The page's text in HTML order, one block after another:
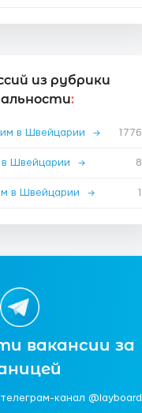
из рубрики
:
в Швейцарии → 1776
Швейцарии → 8
в Швейцарии → 1
вакансии за
канал @layboard